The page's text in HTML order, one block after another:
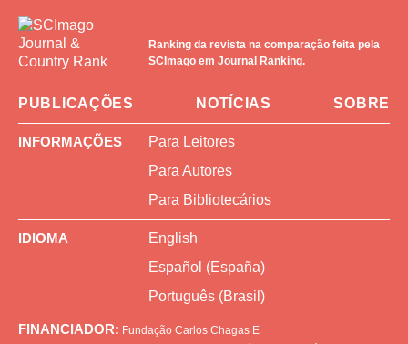
Ranking da revista na comparação feita pela
SCImago em Journal Ranking.
PUBLICAÇÕES NOTÍCIAS SOBRE
INFORMAÇÕES
Para Leitores
Para Autores
Para Bibliotecários
IDIOMA
English
Español (España)
Português (Brasil)
FINANCIADOR: Fundação Carlos Chagas E